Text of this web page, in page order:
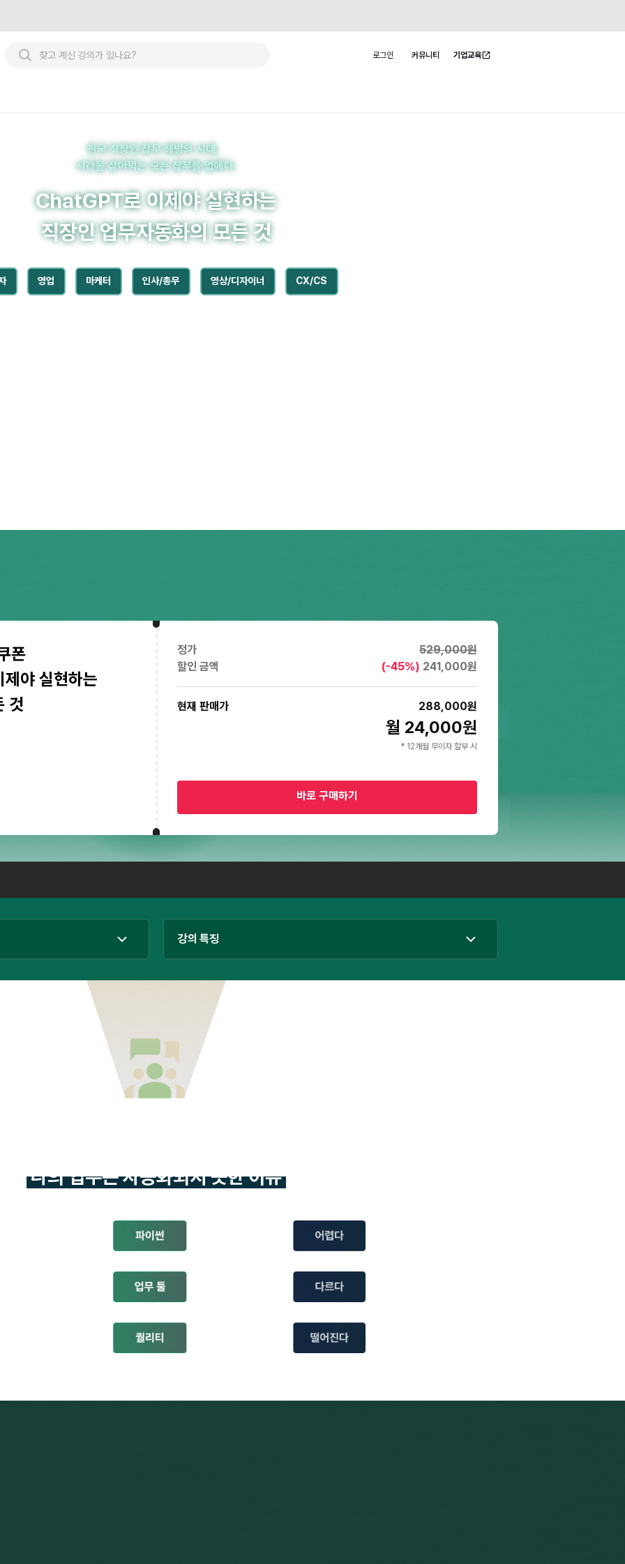
로그인 커뮤니티 기업교육
전국 직장인 잡무 해방의 시대,
시간을 잡아먹는 모든 잡무를 없애다.
ChatGPT로 이제야 실현하는
직장인 업무자동화의 모든 것
영업 마케터 인사/총무 영상/디자이너 CX/CS
폰
야 실현하는
것
정가 529,000원
할인 금액
(-45%) 241,000원
현재 판매가 288,000원
월 24,000원
* 12개월 무이자 할부 시
바로 구매하기
강의 특징
나의 업무는 자동화되지 못한 이유